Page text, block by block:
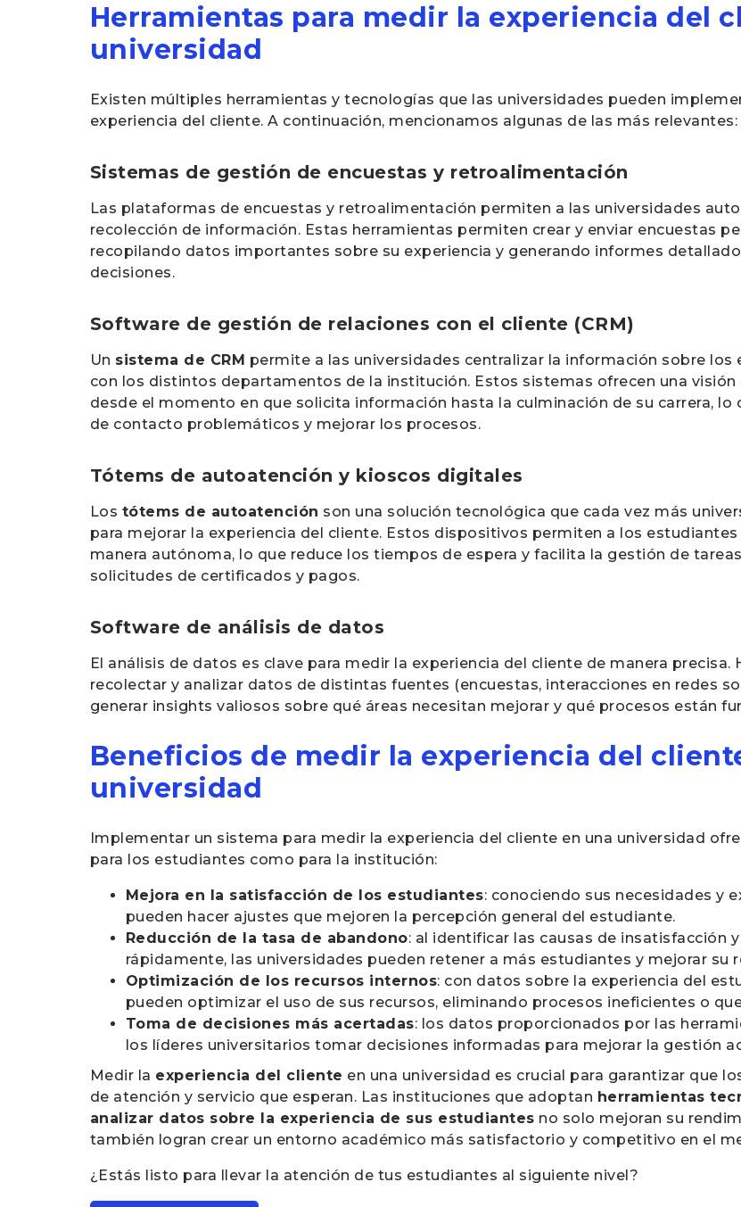
Herramientas para medir la experiencia del
universidad
Existen múltiples herramientas y tecnologías que las universidades pueden
experiencia del cliente. A continuación, mencionamos algunas de las más relevantes:
Sistemas de gestión de encuestas y retroalimentación
Las plataformas de encuestas y retroalimentación permiten a las universidades
recolección de información. Estas herramientas permiten crear y enviar encuestas
recopilando datos importantes sobre su experiencia y generando informes
decisiones.
Software de gestión de relaciones con el cliente (CRM)
Un sistema de CRM permite a las universidades centralizar la información sobre los
con los distintos departamentos de la institución. Estos sistemas ofrecen una
desde el momento en que solicita información hasta la culminación de su carrera,
de contacto problemáticos y mejorar los procesos.
Tótems de autoatención y kioscos digitales
Los tótems de autoatención son una solución tecnológica que cada vez más
para mejorar la experiencia del cliente. Estos dispositivos permiten a los
manera autónoma, lo que reduce los tiempos de espera y facilita la gestión de
solicitudes de certificados y pagos.
Software de análisis de datos
El análisis de datos es clave para medir la experiencia del cliente de manera
recolectar y analizar datos de distintas fuentes (encuestas, interacciones en redes
generar insights valiosos sobre qué áreas necesitan mejorar y qué procesos están
Beneficios de medir la experiencia del
universidad
Implementar un sistema para medir la experiencia del cliente en una universidad
para los estudiantes como para la institución:
Mejora en la satisfacción de los estudiantes: conociendo sus necesidades y
pueden hacer ajustes que mejoren la percepción general del estudiante.
Reducción de la tasa de abandono: al identificar las causas de insatisfacción
rápidamente, las universidades pueden retener a más estudiantes y mejorar su
Optimización de los recursos internos: con datos sobre la experiencia del
pueden optimizar el uso de sus recursos, eliminando procesos ineficientes o
Toma de decisiones más acertadas: los datos proporcionados por las
los líderes universitarios tomar decisiones informadas para mejorar la gestión
Medir la experiencia del cliente en una universidad es crucial para garantizar que
de atención y servicio que esperan. Las instituciones que adoptan herramientas
analizar datos sobre la experiencia de sus estudiantes no solo mejoran su
también logran crear un entorno académico más satisfactorio y competitivo en el
¿Estás listo para llevar la atención de tus estudiantes al siguiente nivel?